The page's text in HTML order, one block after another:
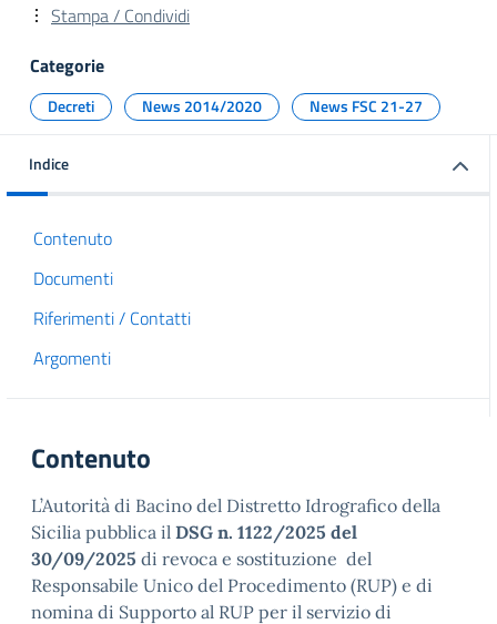
Stampa / Condividi
Categorie
Decreti News 2014/2020 News FSC 21-27
Indice
Contenuto
Documenti
Riferimenti / Contatti
Argomenti
Contenuto
L’Autorità di Bacino del Distretto Idrografico della
Sicilia pubblica il DSG n. 1122/2025 del
30/09/2025 di revoca e sostituzione del
Responsabile Unico del Procedimento (RUP) e di
nomina di Supporto al RUP per il servizio di